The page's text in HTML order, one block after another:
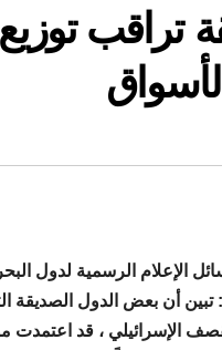
تراقب
تبين أن بعض الدول
الإسرائيلي ، قد اعتمدت